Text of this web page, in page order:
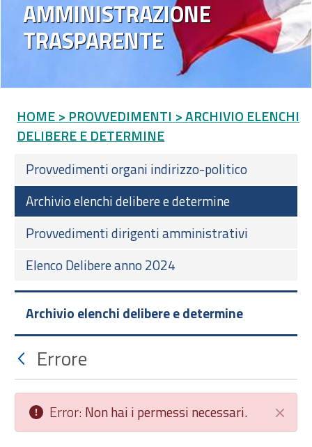
AMMINISTRAZIONE
TRASPARENTE
HOME > PROVVEDIMENTI > ARCHIVIO ELENCHI
DELIBERE E DETERMINE
Provvedimenti organi indirizzo-politico
Archivio elenchi delibere e determine
Provvedimenti dirigenti amministrativi
Elenco Delibere anno 2024
Archivio elenchi delibere e determine
Errore
Chiudi
Error: Non hai i permessi necessari.